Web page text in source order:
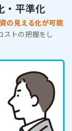
・平準化
の見える化が可能
ストの把握をし